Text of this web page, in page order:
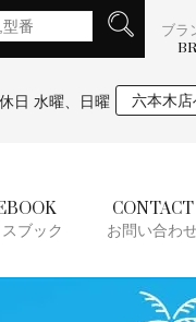
ブラ
日 水曜、日曜 六本木
ブック
CONTACT
お問い合わ